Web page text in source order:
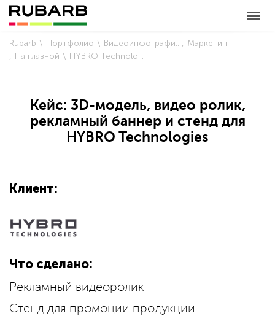
Rubarb Портфолио Видеоинфографика
Маркетинг
На главной
HYBRO Technologies
Кейс: 3D-модель, видео ролик,
рекламный баннер и стенд для
HYBRO Technologies
Клиент:
Что сделано:
Рекламный видеоролик
Стенд для промоции продукции